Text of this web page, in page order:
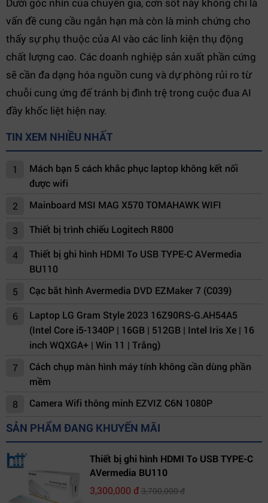
vấn đề cung cầu ngắn hạn mà còn là minh chứng cho
thấy sự phụ thuộc của AI vào các linh kiện thụ động
chất lượng cao. Các doanh nghiệp sản xuất phần cứng
sẽ cần đa dạng hóa nguồn cung và dự phòng rủi ro từ
chuỗi cung ứng để tránh bị đình trệ trong cuộc đua AI
đầy khốc liệt hiện nay.
TIN XEM NHIỀU NHẤT
1
Mách bạn 5 cách khắc phục laptop không kết nối
được wifi
2
Mainboard MSI MAG X570 TOMAHAWK WIFI
3 Thiết bị trình chiếu Logitech R800
4
Thiết bị ghi hình HDMI To USB TYPE-C AVermedia
BU110
5
Cạc bắt hình Avermedia DVD EZMaker 7 (C039)
6
Laptop LG Gram Style 2023 16Z90RS-G.AH54A5
(Intel Core i5-1340P | 16GB | 512GB | Intel Iris Xe | 16
inch WQXGA+ | Win 11 | Trắng)
7
Cách chụp màn hình máy tính không cần dùng phần
mềm
8
Camera Wifi thông minh EZVIZ C6N 1080P
SẢN PHẨM ĐANG KHUYẾN MÃI
Thiết bị ghi hình HDMI To USB TYPE-C
AVermedia BU110
3,300,000 đ3,700,000 đ